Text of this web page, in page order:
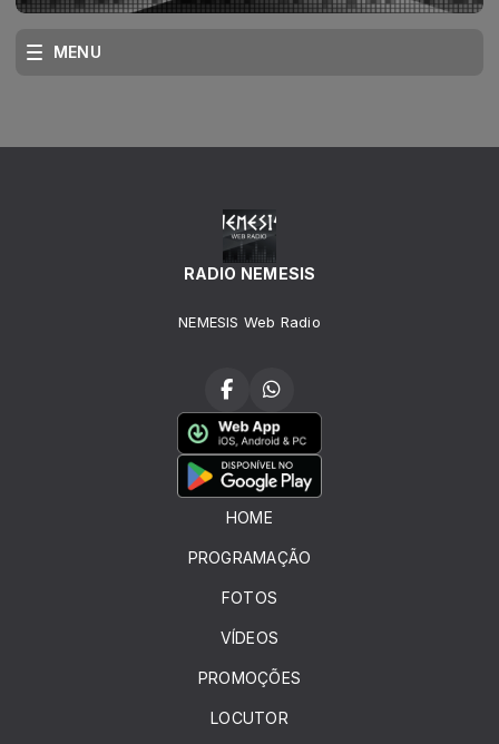
MENU
RADIO NEMESIS
NEMESIS Web Radio
HOME
PROGRAMAÇÃO
FOTOS
VÍDEOS
PROMOÇÕES
LOCUTOR